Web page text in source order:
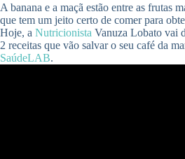
A banana e a maçã estão entre as frutas
que tem um jeito certo de comer para
Hoje, a Nutricionista Vanuza Lobato vai
2 receitas que vão salvar o seu café da
SaúdeLAB.